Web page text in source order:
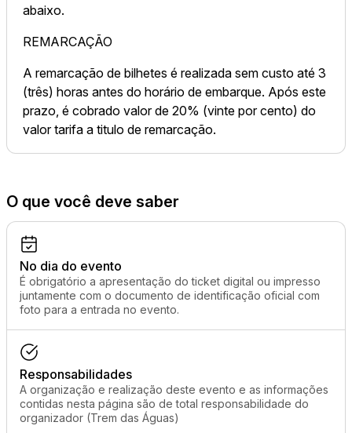
abaixo.
REMARCAÇÃO
A remarcação de bilhetes é realizada sem custo até 3
(três) horas antes do horário de embarque. Após este
prazo, é cobrado valor de 20% (vinte por cento) do
valor tarifa a titulo de remarcação.
O que você deve saber
No dia do evento
É obrigatório a apresentação do ticket digital ou impresso
juntamente com o documento de identificação oficial com
foto para a entrada no evento.
Responsabilidades
A organização e realização deste evento e as informações
contidas nesta página são de total responsabilidade do
organizador (Trem das Águas)